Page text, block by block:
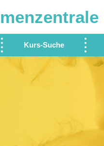
Kurs-Suche